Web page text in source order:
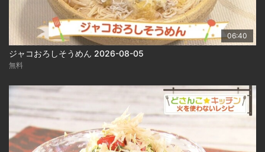
06:40
ジャコおろしそうめん 2026-08-05
無料